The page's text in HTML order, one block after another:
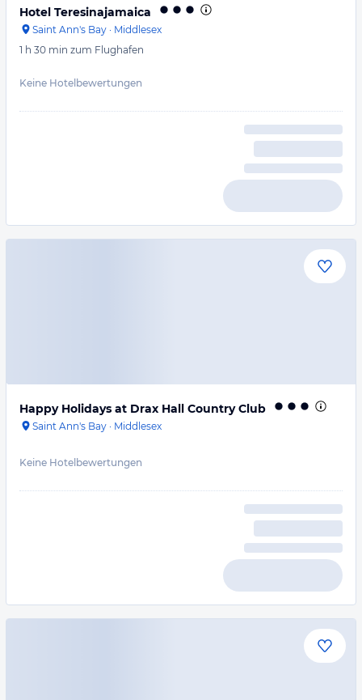
Hotel Teresinajamaica
Saint Ann's Bay · Middlesex
1 h 30 min zum Flughafen
Keine Hotelbewertungen
Happy Holidays at Drax Hall Country Club
Saint Ann's Bay · Middlesex
Keine Hotelbewertungen